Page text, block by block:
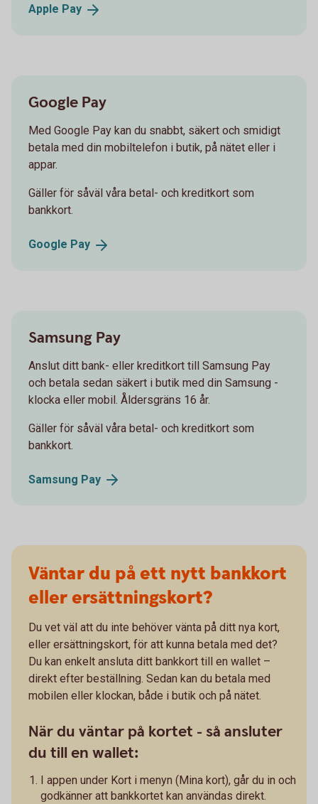
Apple Pay
Google Pay
Med Google Pay kan du snabbt, säkert och smidigt
betala med din mobiltelefon i butik, på nätet eller i
appar.
Gäller för såväl våra betal- och kreditkort som
bankkort.
Google Pay
Samsung Pay
Anslut ditt bank- eller kreditkort till Samsung Pay
och betala sedan säkert i butik med din Samsung -
klocka eller mobil. Åldersgräns 16 år.
Gäller för såväl våra betal- och kreditkort som
bankkort.
Samsung Pay
Väntar du på ett nytt bankkort
eller ersättningskort?
Du vet väl att du inte behöver vänta på ditt nya kort,
eller ersättningskort, för att kunna betala med det?
Du kan enkelt ansluta ditt bankkort till en wallet –
direkt efter beställning. Sedan kan du betala med
mobilen eller klockan, både i butik och på nätet.
När du väntar på kortet - så ansluter
du till en wallet:
I appen under Kort i menyn (Mina kort), går du in och
godkänner att bankkortet kan användas direkt.